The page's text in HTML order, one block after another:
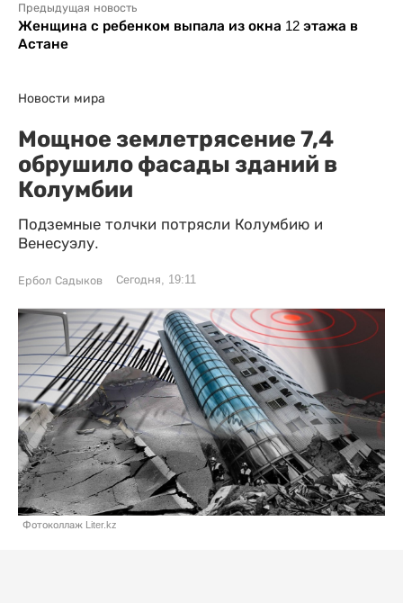
Предыдущая новость
Женщина с ребенком выпала из окна 12 этажа в
Астане
Новости мира
Мощное землетрясение 7,4
обрушило фасады зданий в
Колумбии
Подземные толчки потрясли Колумбию и
Венесуэлу.
Ербол Садыков Сегодня, 19:11
Фотоколлаж Liter.kz